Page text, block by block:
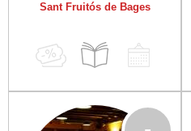
Sant Fruitós de Bages